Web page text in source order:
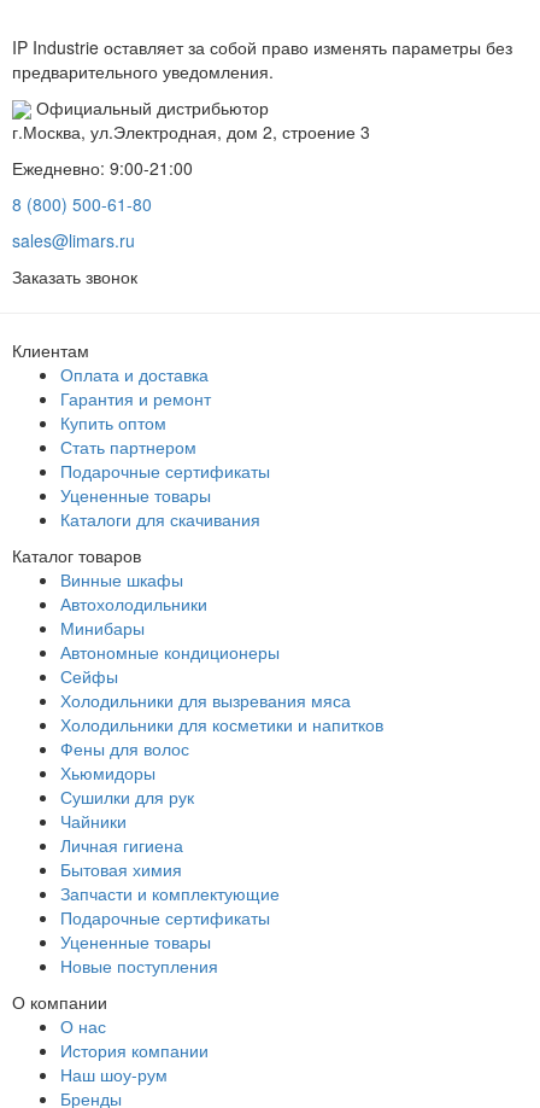
IP Industrie оставляет за собой право изменять параметры без
предварительного уведомления.
Официальный дистрибьютор
г.Москва, ул.Электродная, дом 2, строение 3
Ежедневно: 9:00-21:00
8 (800) 500-61-80
sales@limars.ru
Заказать звонок
Клиентам
Оплата и доставка
Гарантия и ремонт
Купить оптом
Стать партнером
Подарочные сертификаты
Уцененные товары
Каталоги для скачивания
Каталог товаров
Винные шкафы
Автохолодильники
Минибары
Автономные кондиционеры
Сейфы
Холодильники для вызревания мяса
Холодильники для косметики и напитков
Фены для волос
Хьюмидоры
Сушилки для рук
Чайники
Личная гигиена
Бытовая химия
Запчасти и комплектующие
Подарочные сертификаты
Уцененные товары
Новые поступления
О компании
О нас
История компании
Наш шоу-рум
Бренды